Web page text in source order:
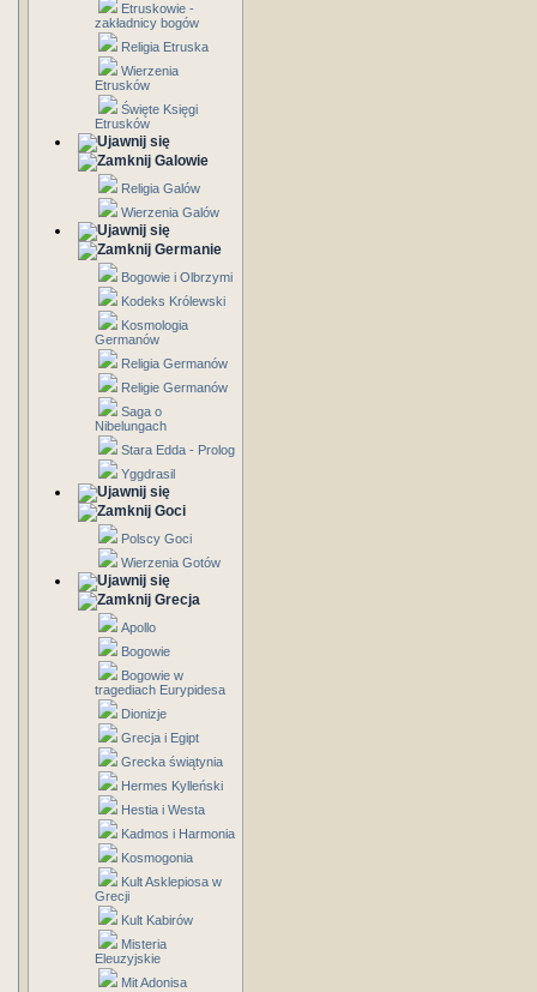
Etruskowie -
zakładnicy bogów
Religia Etruska
Wierzenia
Etrusków
Święte Księgi
Etrusków
Galowie
Religia Galów
Wierzenia Galów
Germanie
Bogowie i Olbrzymi
Kodeks Królewski
Kosmologia
Germanów
Religia Germanów
Religie Germanów
Saga o
Nibelungach
Stara Edda - Prolog
Yggdrasil
Goci
Polscy Goci
Wierzenia Gotów
Grecja
Apollo
Bogowie
Bogowie w
tragediach Eurypidesa
Dionizje
Grecja i Egipt
Grecka świątynia
Hermes Kylleński
Hestia i Westa
Kadmos i Harmonia
Kosmogonia
Kult Asklepiosa w
Grecji
Kult Kabirów
Misteria
Eleuzyjskie
Mit Adonisa